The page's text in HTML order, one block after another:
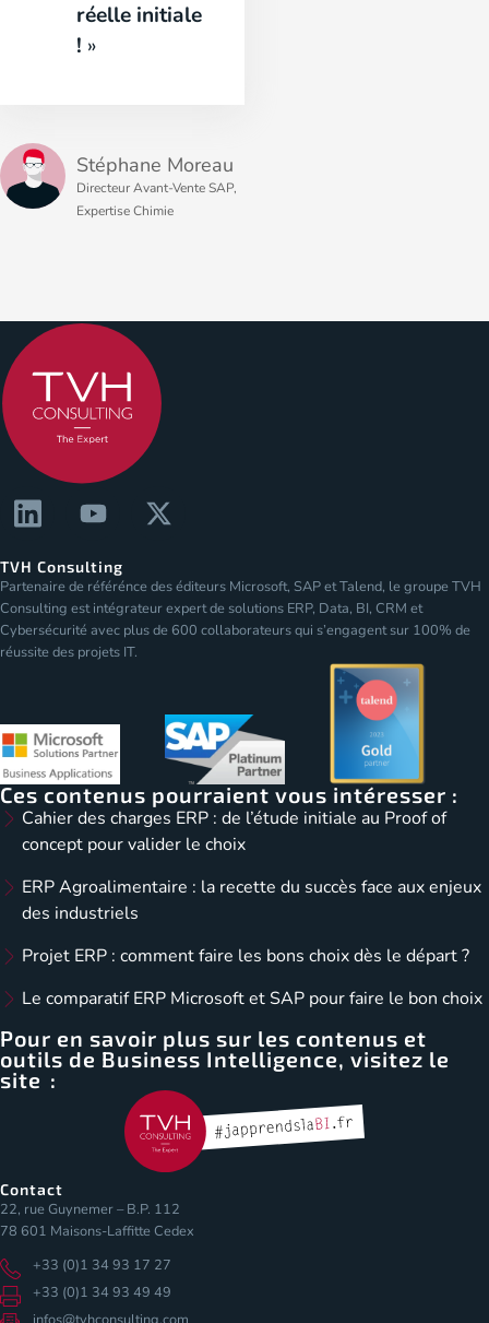
réelle initiale
! »
Stéphane Moreau
Directeur Avant-Vente SAP,
Expertise Chimie
TVH Consulting
Partenaire de référénce des éditeurs Microsoft, SAP et Talend, le groupe TVH
Consulting est intégrateur expert de solutions ERP, Data, BI, CRM et
Cybersécurité avec plus de 600 collaborateurs qui s’engagent sur 100% de
réussite des projets IT.
Ces contenus pourraient vous intéresser :
Cahier des charges ERP : de l’étude initiale au Proof of
concept pour valider le choix
ERP Agroalimentaire : la recette du succès face aux enjeux
des industriels
Projet ERP : comment faire les bons choix dès le départ ?
Le comparatif ERP Microsoft et SAP pour faire le bon choix
Pour en savoir plus sur les contenus et
outils de Business Intelligence, visitez le
site :
Contact
22, rue Guynemer – B.P. 112
78 601 Maisons-Laffitte Cedex
+33 (0)1 34 93 17 27
+33 (0)1 34 93 49 49